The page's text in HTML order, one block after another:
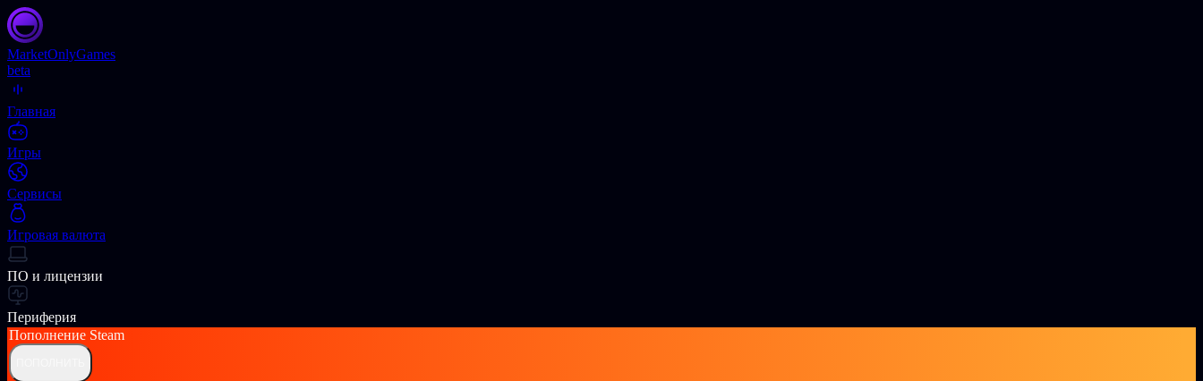
MarketOnlyGames
beta
Главная
Игры
Сервисы
Игровая валюта
ПО и лицензии
Периферия
Пополнение Steam